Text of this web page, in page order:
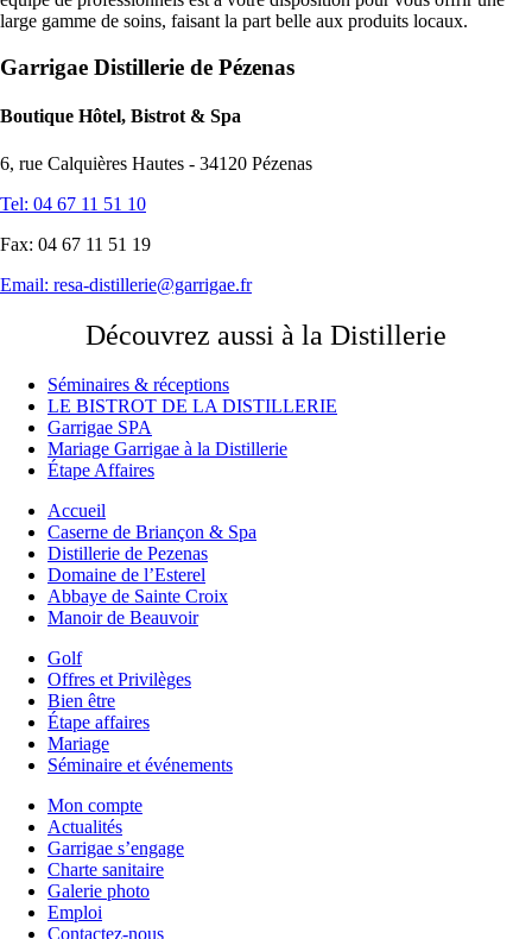
large gamme de soins, faisant la part belle aux produits locaux.
Garrigae Distillerie de Pézenas
Boutique Hôtel, Bistrot & Spa
6, rue Calquières Hautes - 34120 Pézenas
Tel: 04 67 11 51 10
Fax: 04 67 11 51 19
Email: resa-distillerie@garrigae.fr
Découvrez aussi à la Distillerie
Séminaires & réceptions
LE BISTROT DE LA DISTILLERIE
Garrigae SPA
Mariage Garrigae à la Distillerie
Étape Affaires
Accueil
Caserne de Briançon & Spa
Distillerie de Pezenas
Domaine de l’Esterel
Abbaye de Sainte Croix
Manoir de Beauvoir
Golf
Offres et Privilèges
Bien être
Étape affaires
Mariage
Séminaire et événements
Mon compte
Actualités
Garrigae s’engage
Charte sanitaire
Galerie photo
Emploi
Contactez-nous